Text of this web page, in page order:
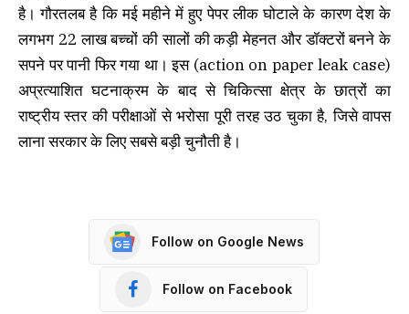
है। गौरतलब है कि मई महीने में हुए पेपर लीक घोटाले के कारण देश के
लगभग 22 लाख बच्चों की सालों की कड़ी मेहनत और डॉक्टरों बनने के
सपने पर पानी फिर गया था। इस (action on paper leak case)
अप्रत्याशित घटनाक्रम के बाद से चिकित्सा क्षेत्र के छात्रों का
राष्ट्रीय स्तर की परीक्षाओं से भरोसा पूरी तरह उठ चुका है, जिसे वापस
लाना सरकार के लिए सबसे बड़ी चुनौती है।
Follow on Google News
Follow on Facebook